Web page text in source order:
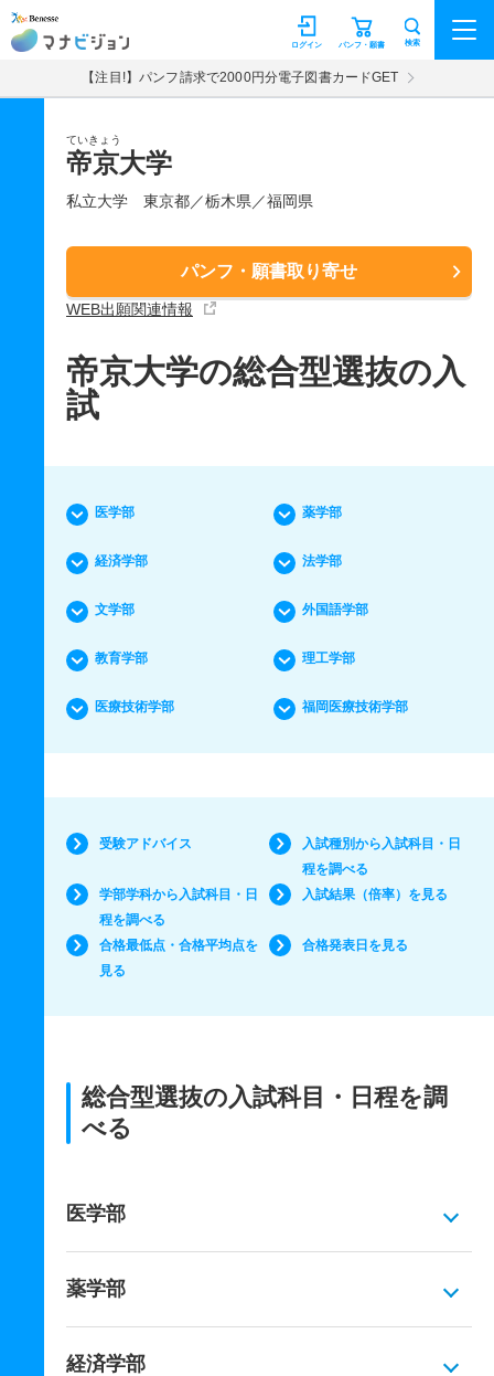
マナビジョン パンフ・願書
ログイン 検索
【注目!】パンフ請求で2000円分電子図書カードGET
ていきょう
帝京大学
私立大学 東京都／栃木県／福岡県
パンフ・願書取り寄せ
WEB出願関連情報
帝京大学の総合型選抜の入
試
医学部 薬学部
経済学部 法学部
文学部 外国語学部
教育学部 理工学部
医療技術学部 福岡医療技術学部
受験アドバイス
入試種別から入試科目・日
程を調べる
学部学科から入試科目・日
程を調べる
入試結果（倍率）を見る
合格最低点・合格平均点を
見る
合格発表日を見る
総合型選抜の入試科目・日程を調
べる
医学部
薬学部
経済学部